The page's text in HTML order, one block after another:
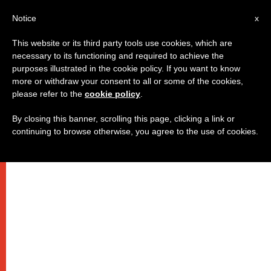
لنتأمل مع بندكتس
–
x
Notice
This website or its third party tools use cookies, which are
necessary to its functioning and required to achieve the
purposes illustrated in the cookie policy. If you want to know
more or withdraw your consent to all or some of the cookies,
please refer to the cookie policy
By closing this banner, scrolling this page, clicking a link or
continuing to browse otherwise, you agree to the use of cookies.